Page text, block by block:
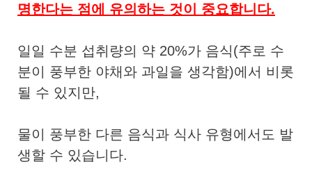
명한다는 점에 유의하는 것이 중요합니다.
일일 수분 섭취량의 약 20%가 음식(주로 수
분이 풍부한 야채와 과일을 생각함)에서 비롯
될 수 있지만,
물이 풍부한 다른 음식과 식사 유형에서도 발
생할 수 있습니다.